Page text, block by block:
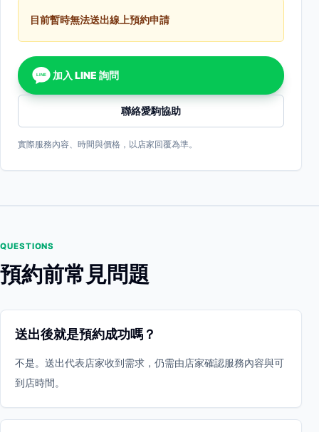
目前暫時無法送出線上預約申請
LINE 加入 LINE 詢問
聯絡愛駒協助
實際服務內容、時間與價格，以店家回覆為準。
QUESTIONS
預約前常見問題
送出後就是預約成功嗎？
不是。送出代表店家收到需求，仍需由店家確認服務內容與可
到店時間。